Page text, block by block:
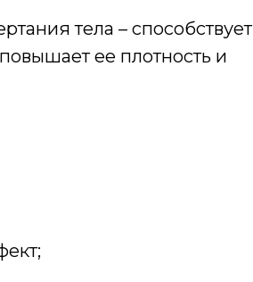
тела – способствует
ее плотность и